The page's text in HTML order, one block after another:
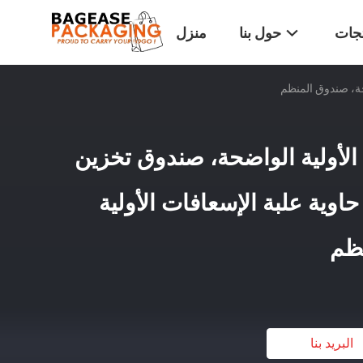
منزل حول بنا
صندوق المنظم
الواضحة، صندوق تخزين
علبة الإسعافات الأولية
البريد بنا